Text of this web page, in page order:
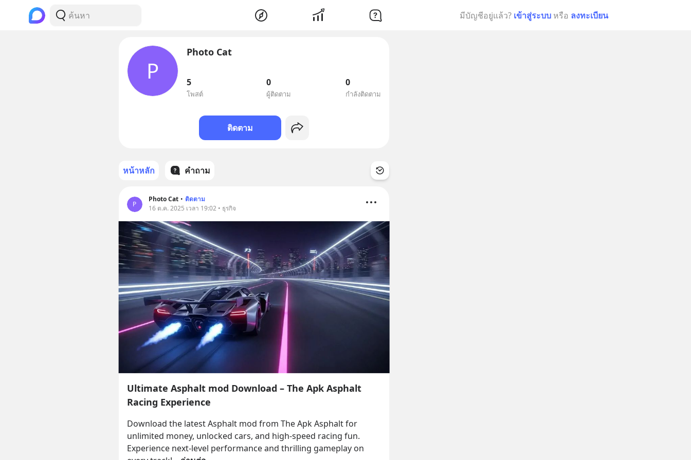
มีบัญชีอยู่แล้ว? เข้าสู่ระบบ หรือ ลงทะเบียน
P
Photo Cat
5
โพสต์
0
ผู้ติดตาม
0
กำลังติดตาม
ติดตาม
หน้าหลัก คำถาม
P
Photo Cat • ติดตาม
16 ต.ค. 2025 เวลา 19:02 • ธุรกิจ
Ultimate Asphalt mod Download – The Apk Asphalt
Racing Experience
Download the latest Asphalt mod from The Apk Asphalt for
unlimited money, unlocked cars, and high-speed racing fun.
Experience next-level performance and thrilling gameplay on